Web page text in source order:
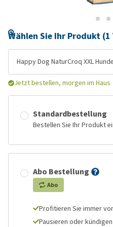
Wählen Sie Ihr Produkt
Happy Dog NaturCroq XXL
Jetzt bestellen, morgen im Haus
Standardbestellung
Bestellen Sie Ihr Produkt
Abo Bestellung
Abo
Profitieren Sie immer
Pausieren oder